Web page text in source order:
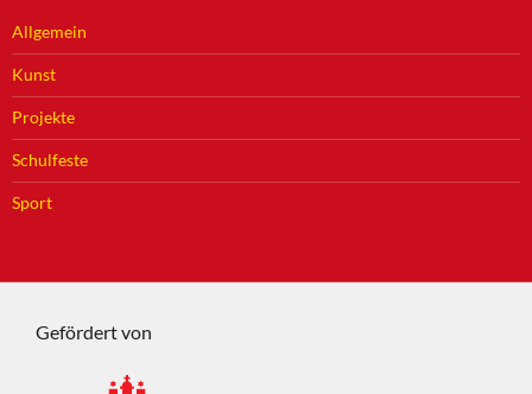
Allgemein
Kunst
Projekte
Schulfeste
Sport
Gefördert von